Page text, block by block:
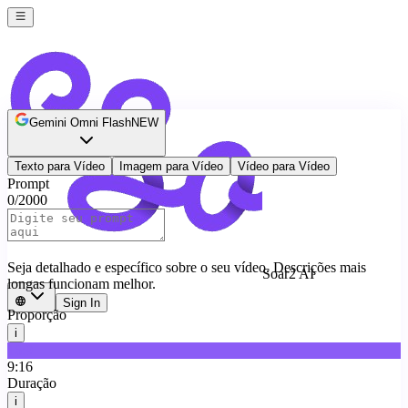
Soar2 AI
Sign In
Gemini Omni FlashNEW
Texto para Vídeo Imagem para Vídeo Vídeo para Vídeo
Prompt
0/2000
Seja detalhado e específico sobre o seu vídeo. Descrições mais
longas funcionam melhor.
Proporção
i
9:16
Duração
i